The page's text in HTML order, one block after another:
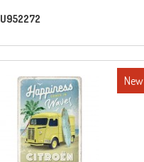
U952272
New